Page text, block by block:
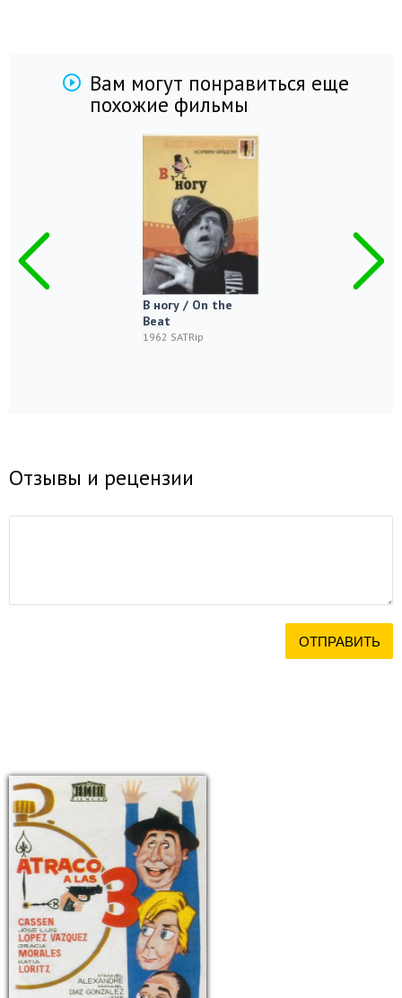
Вам могут понравиться еще
похожие фильмы
В ногу / On the
Beat
1962 SATRip
Отзывы и рецензии